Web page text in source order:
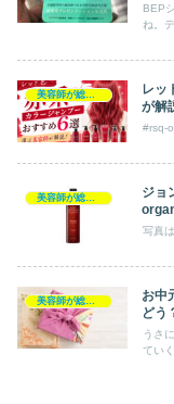
BEP
ね。
美容師が総評シャンプー
レッ
が解
#rsq-
ジョ
写真
お中
どう
うさ
てい